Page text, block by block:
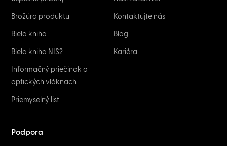
Brožúra produktu
Biela kniha
Biela kniha NIS2
Informačný priečinok o
optických vláknach
Priemyselný list
Kontaktujte nás
Blog
Kariéra
Podpora